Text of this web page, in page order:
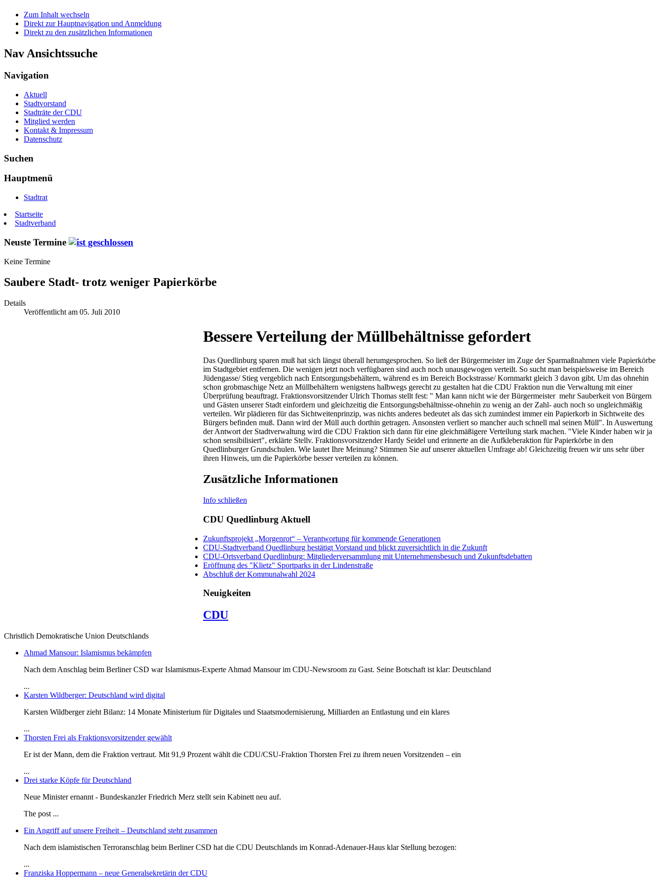
Zum Inhalt wechseln
Direkt zur Hauptnavigation und Anmeldung
Direkt zu den zusätzlichen Informationen
Nav Ansichtssuche
Navigation
Aktuell
Stadtvorstand
Stadträte der CDU
Mitglied werden
Kontakt & Impressum
Datenschutz
Suchen
Hauptmenü
Stadtrat
Startseite
Stadtverband
Neuste Termine
Keine Termine
Saubere Stadt- trotz weniger Papierkörbe
Details
Veröffentlicht am 05. Juli 2010
Bessere Verteilung der Müllbehältnisse gefordert
Das Quedlinburg sparen muß hat sich längst überall herumgesprochen. So ließ der Bürgermeister im Zuge der Sparmaßnahmen viele Papierkörbe
im Stadtgebiet entfernen. Die wenigen jetzt noch verfügbaren sind auch noch unausgewogen verteilt. So sucht man beispielsweise im Bereich
Jüdengasse/ Stieg vergeblich nach Entsorgungsbehältern, während es im Bereich Bockstrasse/ Kornmarkt gleich 3 davon gibt. Um das ohnehin
schon grobmaschige Netz an Müllbehältern wenigstens halbwegs gerecht zu gestalten hat die CDU Fraktion nun die Verwaltung mit einer
Überprüfung beauftragt. Fraktionsvorsitzender Ulrich Thomas stellt fest: " Man kann nicht wie der Bürgermeister mehr Sauberkeit von Bürgern
und Gästen unserer Stadt einfordern und gleichzeitig die Entsorgungsbehältnisse-ohnehin zu wenig an der Zahl- auch noch so ungleichmäßig
verteilen. Wir plädieren für das Sichtweitenprinzip, was nichts anderes bedeutet als das sich zumindest immer ein Papierkorb in Sichtweite des
Bürgers befinden muß. Dann wird der Müll auch dorthin getragen. Ansonsten verliert so mancher auch schnell mal seinen Müll". In Auswertung
der Antwort der Stadtverwaltung wird die CDU Fraktion sich dann für eine gleichmäßigere Verteilung stark machen. "Viele Kinder haben wir ja
schon sensibilisiert", erklärte Stellv. Fraktionsvorsitzender Hardy Seidel und erinnerte an die Aufkleberaktion für Papierkörbe in den
Quedlinburger Grundschulen. Wie lautet Ihre Meinung? Stimmen Sie auf unserer aktuellen Umfrage ab! Gleichzeitig freuen wir uns sehr über
ihren Hinweis, um die Papierkörbe besser verteilen zu können.
Zusätzliche Informationen
Info schließen
CDU Quedlinburg Aktuell
Zukunftsprojekt „Morgenrot“ – Verantwortung für kommende Generationen
CDU-Stadtverband Quedlinburg bestätigt Vorstand und blickt zuversichtlich in die Zukunft
CDU-Ortsverband Quedlinburg: Mitgliederversammlung mit Unternehmensbesuch und Zukunftsdebatten
Eröffnung des "Klietz" Sportparks in der Lindenstraße
Abschluß der Kommunalwahl 2024
Neuigkeiten
CDU
Christlich Demokratische Union Deutschlands
Ahmad Mansour: Islamismus bekämpfen
Nach dem Anschlag beim Berliner CSD war Islamismus-Experte Ahmad Mansour im CDU-Newsroom zu Gast. Seine Botschaft ist klar: Deutschland
...
Karsten Wildberger: Deutschland wird digital
Karsten Wildberger zieht Bilanz: 14 Monate Ministerium für Digitales und Staatsmodernisierung, Milliarden an Entlastung und ein klares
...
Thorsten Frei als Fraktionsvorsitzender gewählt
Er ist der Mann, dem die Fraktion vertraut. Mit 91,9 Prozent wählt die CDU/CSU-Fraktion Thorsten Frei zu ihrem neuen Vorsitzenden – ein
...
Drei starke Köpfe für Deutschland
Neue Minister ernannt - Bundeskanzler Friedrich Merz stellt sein Kabinett neu auf.
The post ...
Ein Angriff auf unsere Freiheit – Deutschland steht zusammen
Nach dem islamistischen Terroranschlag beim Berliner CSD hat die CDU Deutschlands im Konrad-Adenauer-Haus klar Stellung bezogen:
...
Franziska Hoppermann – neue Generalsekretärin der CDU